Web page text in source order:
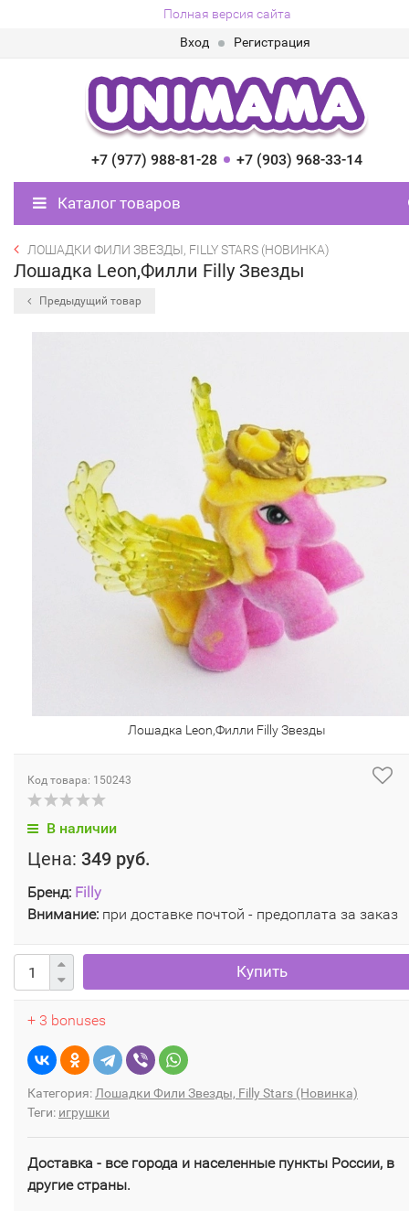
Полная версия сайта
Вход
Регистрация
+7 (977) 988-81-28 +7 (903) 968-33-14
Каталог товаров
ЛОШАДКИ ФИЛИ ЗВЕЗДЫ, FILLY STARS (НОВИНКА)
Лошадка Leon,Филли Filly Звезды
Предыдущий товар
Лошадка Leon,Филли Filly Звезды
Код товара: 150243
В наличии
Цена: 349 руб.
Бренд: Filly
Внимание: при доставке почтой - предоплата за заказ
Купить
+ 3 bonuses
Категория:Лошадки Фили Звезды, Filly Stars (Новинка)
Теги: игрушки
Доставка - все города и населенные пункты России, в
другие страны.